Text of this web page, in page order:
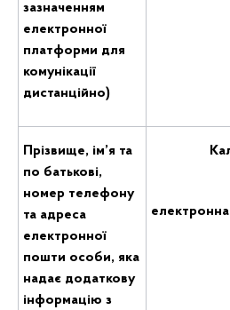
зазначенням
електронної
платформи для
комунікації
дистанційно)
Прізвище, ім’я та
по батькові,
номер телефону
та адреса
електронної
пошти особи, яка
надає додаткову
інформацію з
електронна